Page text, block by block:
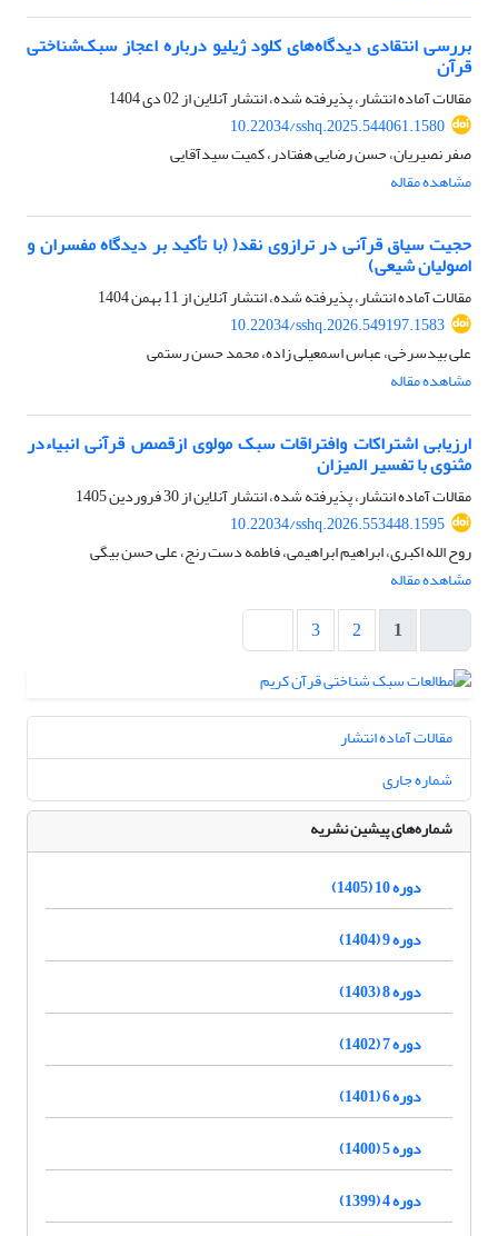
بررسی انتقادی دیدگاه‌های کلود ژیلیو درباره اعجاز سبک‌شناختی
قرآن
مقالات آماده انتشار، پذیرفته شده، انتشار آنلاین از02 دی 1404
10.22034/sshq.2025.544061.1580
صفر نصیریان، حسن رضایی هفتادر، کمیت سیدآقایی
مشاهده مقاله
حجیت سیاق قرآنی در ترازوی نقد( (با تأکید بر دیدگاه مفسران و
اصولیان شیعی)
مقالات آماده انتشار، پذیرفته شده، انتشار آنلاین از11 بهمن 1404
10.22034/sshq.2026.549197.1583
علی بیدسرخی، عباس اسمعیلی زاده، محمد حسن رستمی
مشاهده مقاله
ارزیابی اشتراکات وافتراقات سبک مولوی ازقصص قرآنی انبیاءدر
مثنوی با تفسیر المیزان
مقالات آماده انتشار، پذیرفته شده، انتشار آنلاین از30 فروردین 1405
10.22034/sshq.2026.553448.1595
روح الله اکبری، ابراهیم ابراهیمی، فاطمه دست رنج، علی حسن بیگی
مشاهده مقاله
1
2
3
مقالات آماده انتشار
شماره جاری
شماره‌های پیشین نشریه
دوره 10 (1405)
دوره 9 (1404)
دوره 8 (1403)
دوره 7 (1402)
دوره 6 (1401)
دوره 5 (1400)
دوره 4 (1399)